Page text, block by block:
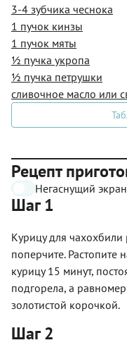
3-4 зубчика чеснока
1 пучок кинзы
1 пучок мяты
½ пучка укропа
½ пучка петрушки
сливочное масло или
Рецепт
Негаснущий экран
Шаг 1
Курицу для чахохбили
поперчите. Растопите
курицу 15 минут,
подгорела, а
золотистой корочкой.
Шаг 2